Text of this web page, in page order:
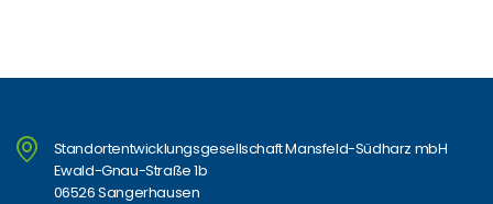
Standortentwicklungsgesellschaft Mansfeld-Südharz mbH
Ewald-Gnau-Straße 1b
06526 Sangerhausen